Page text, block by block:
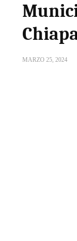
MARZO 25, 2024